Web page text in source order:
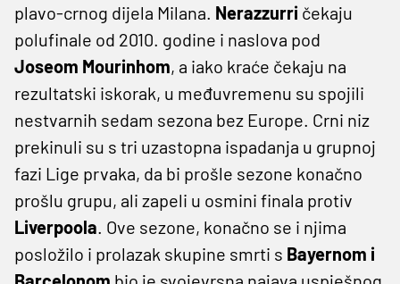
plavo-crnog dijela Milana. Nerazzurri čekaju
polufinale od 2010. godine i naslova pod
Joseom Mourinhom, a iako kraće čekaju na
rezultatski iskorak, u međuvremenu su spojili
nestvarnih sedam sezona bez Europe. Crni niz
prekinuli su s tri uzastopna ispadanja u grupnoj
fazi Lige prvaka, da bi prošle sezone konačno
prošlu grupu, ali zapeli u osmini finala protiv
Liverpoola. Ove sezone, konačno se i njima
posložilo i prolazak skupine smrti s Bayernom i